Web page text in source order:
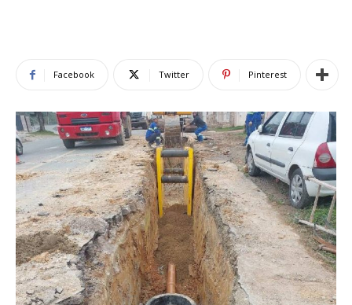
Facebook Twitter Pinterest